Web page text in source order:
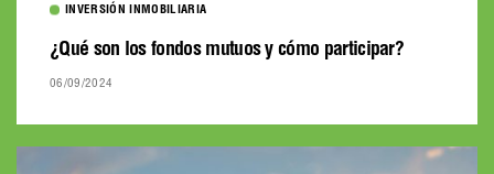
INVERSIÓN INMOBILIARIA
¿Qué son los fondos mutuos y cómo participar?
06/09/2024